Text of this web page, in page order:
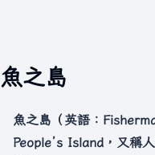
魚之島
魚之島（英語：
People’s Island，又稱人